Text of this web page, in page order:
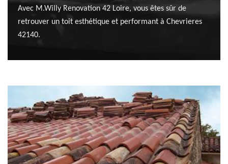
Avec M.Willy Renovation 42 Loire, vous êtes sûr de
retrouver un toit esthétique et performant à Chevrieres
42140.